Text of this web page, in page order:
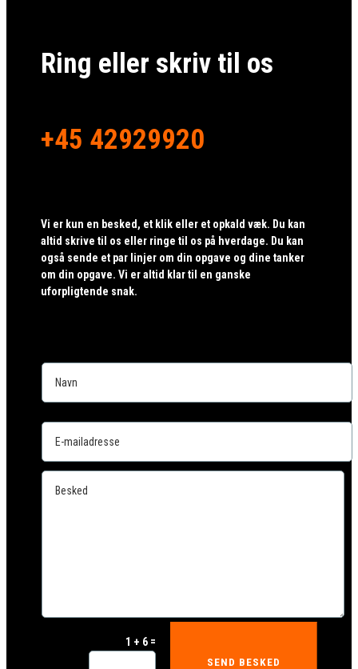
Ring eller skriv til os
+45 42929920
Vi er kun en besked, et klik eller et opkald væk. Du kan
altid skrive til os eller ringe til os på hverdage. Du kan
også sende et par linjer om din opgave og dine tanker
om din opgave. Vi er altid klar til en ganske
uforpligtende snak.
1 + 6=
SEND BESKED